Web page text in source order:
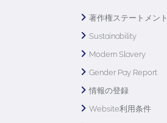
著作権ステートメント
Sustainability
Modern Slavery
Gender Pay Report
情報の登録
Website利用条件